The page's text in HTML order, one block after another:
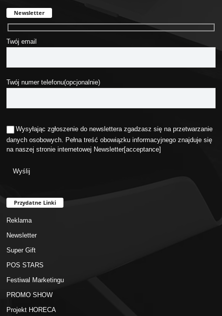
Newsletter
Twój email
Twój numer telefonu(opcjonalnie)
Wysyłając zgłoszenie do newslettera zgadzasz się na przetwarzanie
danych osobowych. Pełna treść obowiązku informacyjnego znajduje się
na naszej stronie internetowej Newsletter[acceptance]
Przydatne Linki
Reklama
Newsletter
Super Gift
POS STARS
Festiwal Marketingu
PROMO SHOW
Projekt HORECA